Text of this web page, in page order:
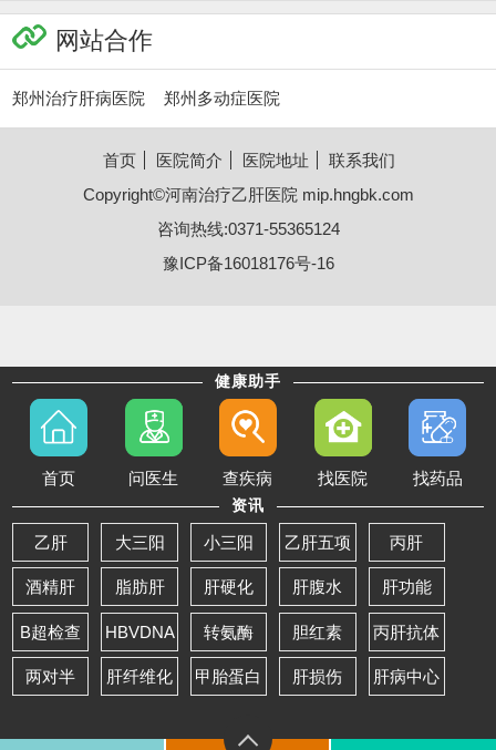
网站合作
郑州治疗肝病医院 郑州多动症医院
首页 医院简介 医院地址
联系我们
Copyright©河南治疗乙肝医院 mip.hngbk.com
咨询热线:0371-55365124
豫ICP备16018176号-16
健康助手
首页 问医生 查疾病 找医院 找药品
资讯
乙肝 大三阳 小三阳 乙肝五项 丙肝
酒精肝 脂肪肝 肝硬化 肝腹水 肝功能
B超检查 HBVDNA 转氨酶 胆红素 丙肝抗体
两对半 肝纤维化 甲胎蛋白 肝损伤 肝病中心